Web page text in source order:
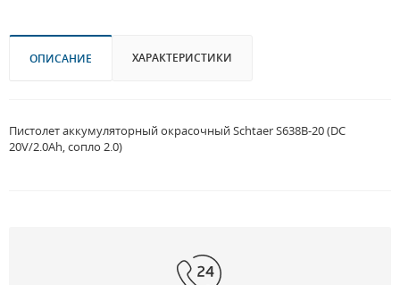
ОПИСАНИЕ ХАРАКТЕРИСТИКИ
Пистолет аккумуляторный окрасочный Schtaer S638B-20 (DC
20V/2.0Ah, сопло 2.0)